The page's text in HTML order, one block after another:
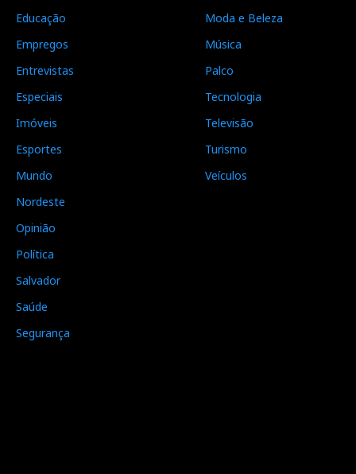
Educação
Empregos
Entrevistas
Especiais
Imóveis
Esportes
Mundo
Nordeste
Opinião
Política
Salvador
Saúde
Segurança
Moda e Beleza
Música
Palco
Tecnologia
Televisão
Turismo
Veículos